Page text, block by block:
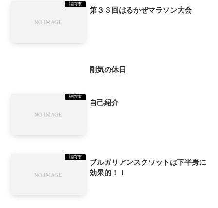
福岡市
第３３回はるかぜマラソン大会
剛気の休日
福岡市
自己紹介
福岡市
ブルガリアンスクワットは下半身に
効果的！！